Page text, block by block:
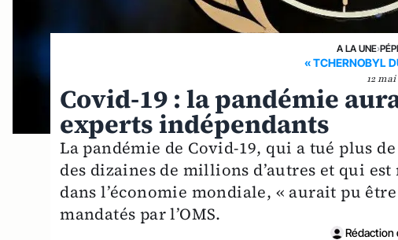
A LA UNE›
« TCHERNOBYL
12 mai
Covid-19 : la pandémie
experts indépendants
La pandémie de Covid-19, qui a tué plus
des dizaines de millions d’autres et qui
dans l’économie mondiale, « aurait pu
mandatés par l’OMS.
Rédaction